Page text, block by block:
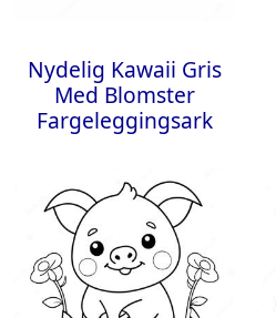
Nydelig Kawaii Gris
Med Blomster
Fargeleggingsark